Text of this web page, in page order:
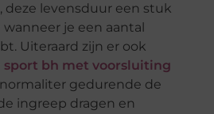
deze levensduur een stuk
wanneer je een aantal
Uiteraard zijn er ook
sport bh met voorsluiting
normaliter gedurende de
ingreep dragen en